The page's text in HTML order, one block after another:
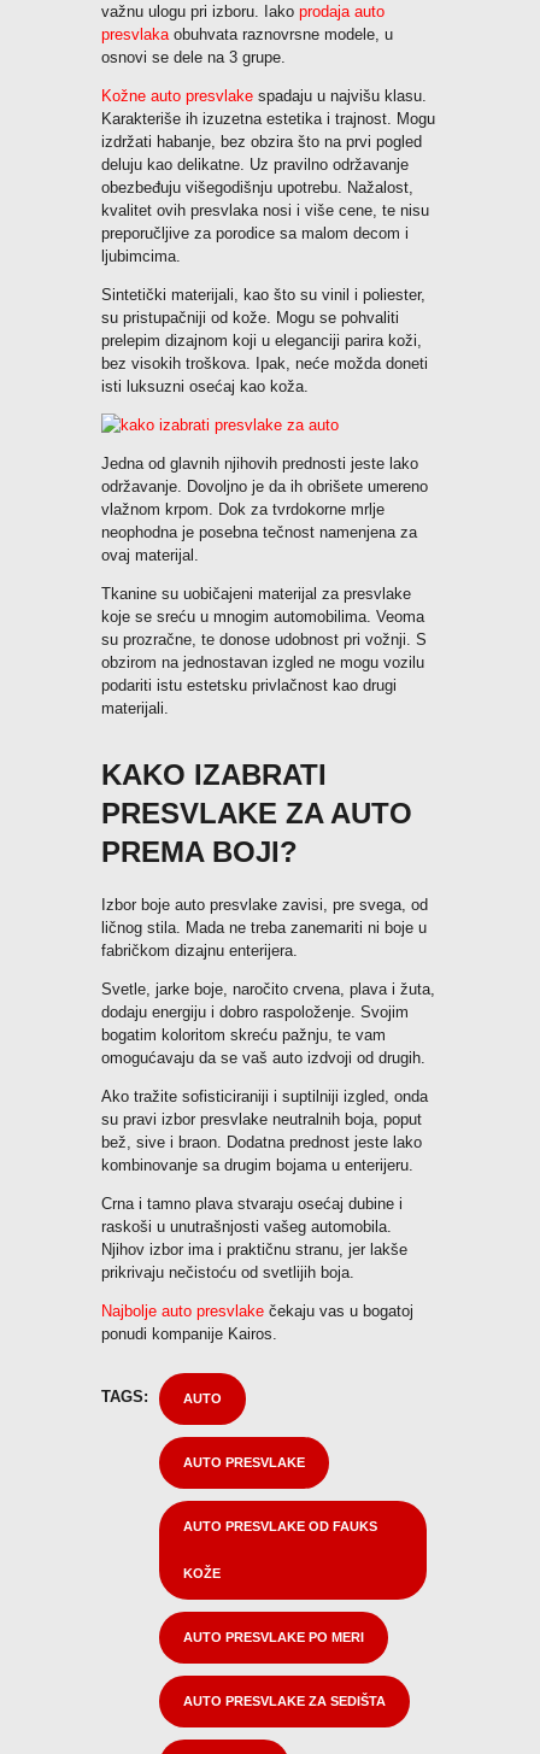
važnu ulogu pri izboru. Iako prodaja auto
presvlaka obuhvata raznovrsne modele, u
osnovi se dele na 3 grupe.
Kožne auto presvlake spadaju u najvišu klasu.
Karakteriše ih izuzetna estetika i trajnost. Mogu
izdržati habanje, bez obzira što na prvi pogled
deluju kao delikatne. Uz pravilno održavanje
obezbeđuju višegodišnju upotrebu. Nažalost,
kvalitet ovih presvlaka nosi i više cene, te nisu
preporučljive za porodice sa malom decom i
ljubimcima.
Sintetički materijali, kao što su vinil i poliester,
su pristupačniji od kože. Mogu se pohvaliti
prelepim dizajnom koji u eleganciji parira koži,
bez visokih troškova. Ipak, neće možda doneti
isti luksuzni osećaj kao koža.
Jedna od glavnih njihovih prednosti jeste lako
održavanje. Dovoljno je da ih obrišete umereno
vlažnom krpom. Dok za tvrdokorne mrlje
neophodna je posebna tečnost namenjena za
ovaj materijal.
Tkanine su uobičajeni materijal za presvlake
koje se sreću u mnogim automobilima. Veoma
su prozračne, te donose udobnost pri vožnji. S
obzirom na jednostavan izgled ne mogu vozilu
podariti istu estetsku privlačnost kao drugi
materijali.
KAKO IZABRATI
PRESVLAKE ZA AUTO
PREMA BOJI?
Izbor boje auto presvlake zavisi, pre svega, od
ličnog stila. Mada ne treba zanemariti ni boje u
fabričkom dizajnu enterijera.
Svetle, jarke boje, naročito crvena, plava i žuta,
dodaju energiju i dobro raspoloženje. Svojim
bogatim koloritom skreću pažnju, te vam
omogućavaju da se vaš auto izdvoji od drugih.
Ako tražite sofisticiraniji i suptilniji izgled, onda
su pravi izbor presvlake neutralnih boja, poput
bež, sive i braon. Dodatna prednost jeste lako
kombinovanje sa drugim bojama u enterijeru.
Crna i tamno plava stvaraju osećaj dubine i
raskoši u unutrašnjosti vašeg automobila.
Njihov izbor ima i praktičnu stranu, jer lakše
prikrivaju nečistoću od svetlijih boja.
Najbolje auto presvlake čekaju vas u bogatoj
ponudi kompanije Kairos.
TAGS: AUTO
AUTO PRESVLAKE
AUTO PRESVLAKE OD FAUKS
KOŽE
AUTO PRESVLAKE PO MERI
AUTO PRESVLAKE ZA SEDIŠTA